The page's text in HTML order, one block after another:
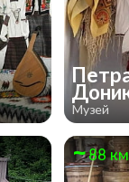
Музей
88 км